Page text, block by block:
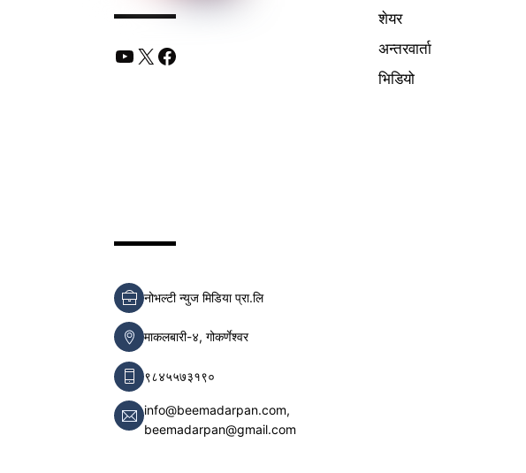
YouTube
X Facebook
शेयर
अन्तरवार्ता
भिडियो
नोभल्टी न्युज मिडिया प्रा.लि
माकलबारी-४, गोकर्णेश्वर
९८४५५७३१९०
info@beemadarpan.com,
beemadarpan@gmail.com